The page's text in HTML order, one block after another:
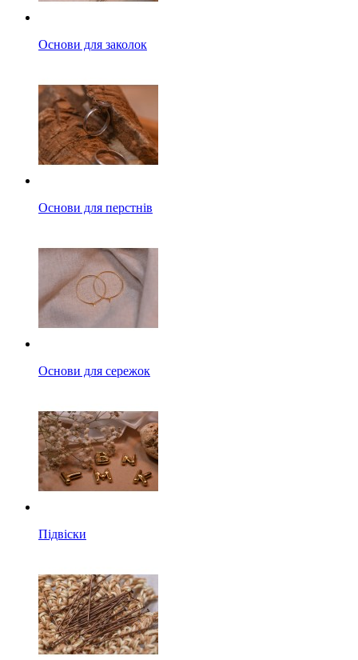
Основи для заколок
Основи для перстнів
Основи для сережок
Підвіски